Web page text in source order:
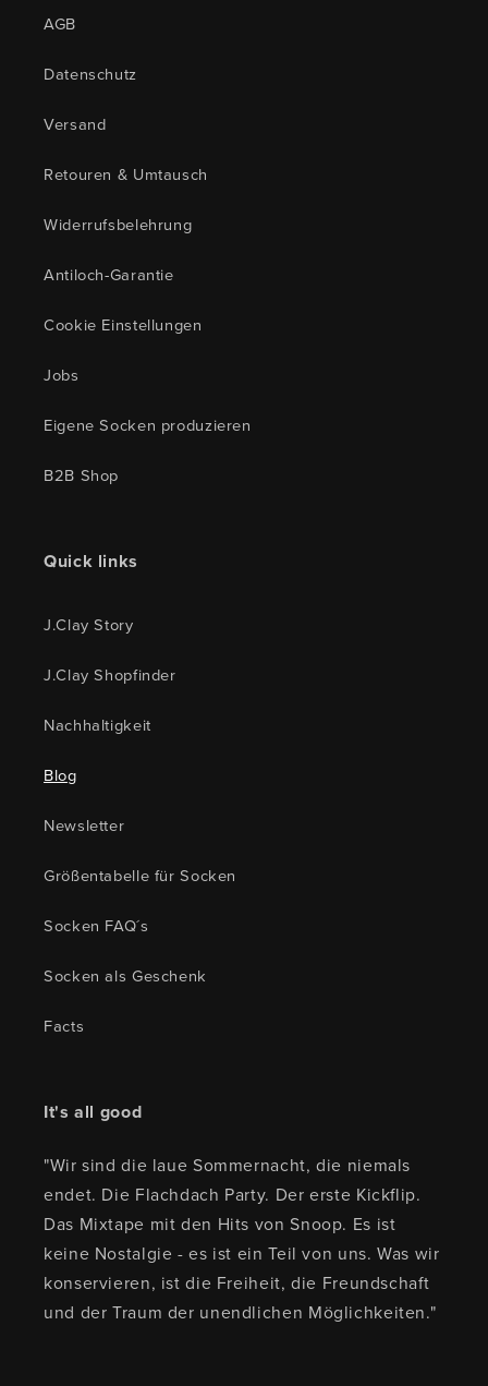
AGB
Datenschutz
Versand
Retouren & Umtausch
Widerrufsbelehrung
Antiloch-Garantie
Cookie Einstellungen
Jobs
Eigene Socken produzieren
B2B Shop
Quick links
J.Clay Story
J.Clay Shopfinder
Nachhaltigkeit
Blog
Newsletter
Größentabelle für Socken
Socken FAQ´s
Socken als Geschenk
Facts
It's all good
"Wir sind die laue Sommernacht, die niemals
endet. Die Flachdach Party. Der erste Kickflip.
Das Mixtape mit den Hits von Snoop. Es ist
keine Nostalgie - es ist ein Teil von uns. Was wir
konservieren, ist die Freiheit, die Freundschaft
und der Traum der unendlichen Möglichkeiten."